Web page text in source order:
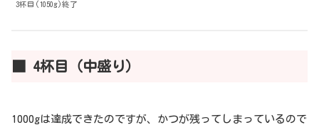
3杯目(1050g)終了
■ 4杯目（中盛り）
1000gは達成できたのですが、かつが残ってしまっているので